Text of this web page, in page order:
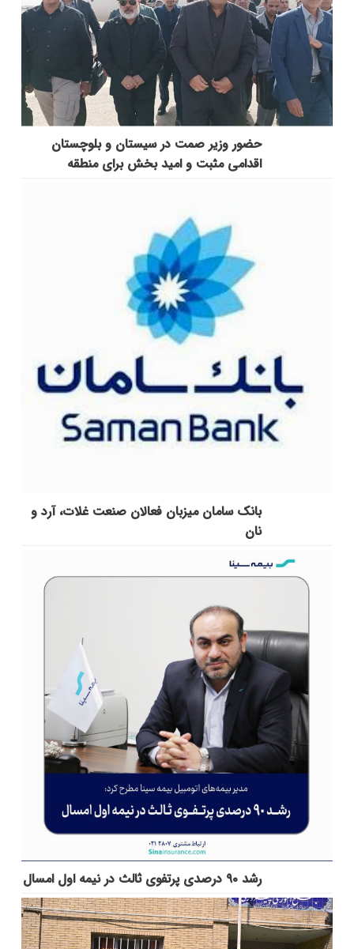
حضور وزیر صمت در سیستان و بلوچستان
اقدامی مثبت و امید بخش برای منطقه
بانک سامان میزبان فعالان صنعت غلات، آرد و
نان
رشد ۹۰ درصدی پرتفوی ثالث در نیمه اول امسال